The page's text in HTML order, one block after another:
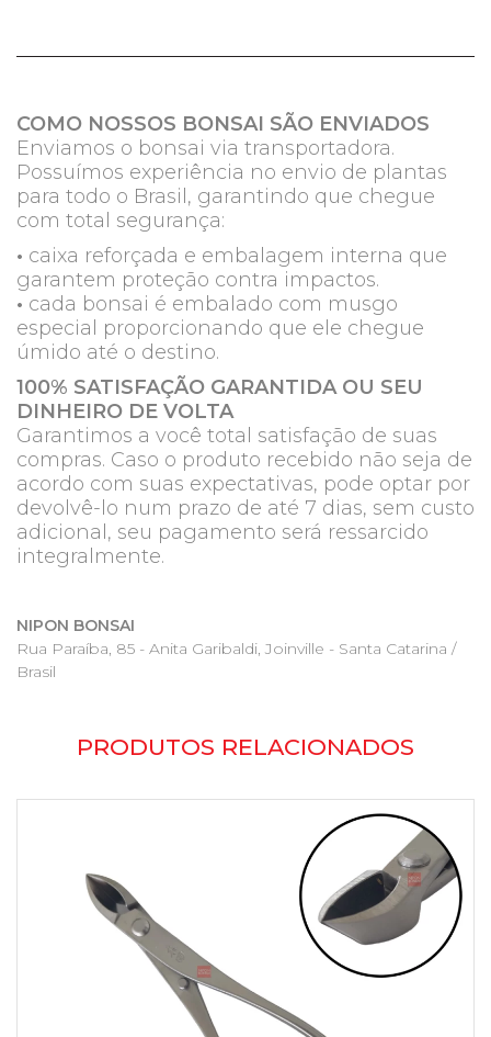
COMO NOSSOS BONSAI SÃO ENVIADOS
Enviamos o bonsai via transportadora.
Possuímos experiência no envio de plantas
para todo o Brasil, garantindo que chegue
com total segurança:
• caixa reforçada e embalagem interna que
garantem proteção contra impactos.
• cada bonsai é embalado com musgo
especial proporcionando que ele chegue
úmido até o destino.
100% SATISFAÇÃO GARANTIDA OU SEU
DINHEIRO DE VOLTA
Garantimos a você total satisfação de suas
compras. Caso o produto recebido não seja de
acordo com suas expectativas, pode optar por
devolvê-lo num prazo de até 7 dias, sem custo
adicional, seu pagamento será ressarcido
integralmente.
NIPON BONSAI
Rua Paraíba, 85 - Anita Garibaldi, Joinville - Santa Catarina /
Brasil
PRODUTOS RELACIONADOS